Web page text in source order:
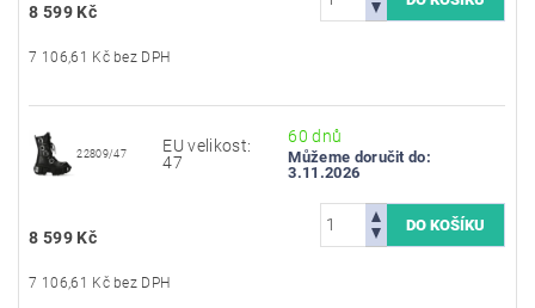
8 599 Kč
7 106,61 Kč bez DPH
22809/47
EU velikost:
47
60 dnů
Můžeme doručit do:
3.11.2026
8 599 Kč
7 106,61 Kč bez DPH